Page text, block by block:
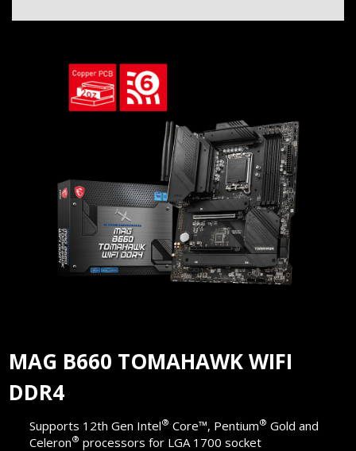
MAG B660 TOMAHAWK WIFI
DDR4
Supports 12th Gen Intel® Core™, Pentium® Gold and
Celeron® processors for LGA 1700 socket